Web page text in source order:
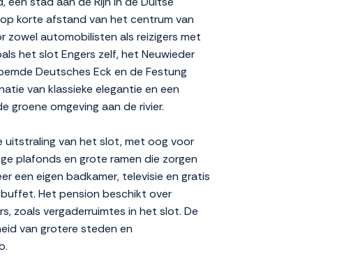
korte afstand van het centrum van
zowel automobilisten als reizigers met
het slot Engers zelf, het Neuwieder
Deutsches Eck en de Festung
van klassieke elegantie en een
groene omgeving aan de rivier.
uitstraling van het slot, met oog voor
plafonds en grote ramen die zorgen
een eigen badkamer, televisie en gratis
Het pension beschikt over
zoals vergaderruimtes in het slot. De
van grotere steden en